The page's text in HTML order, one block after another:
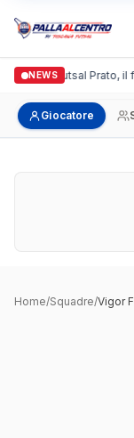
NEWSFutsal Prato, il
Giocatore
Home/Squadre/Vigor